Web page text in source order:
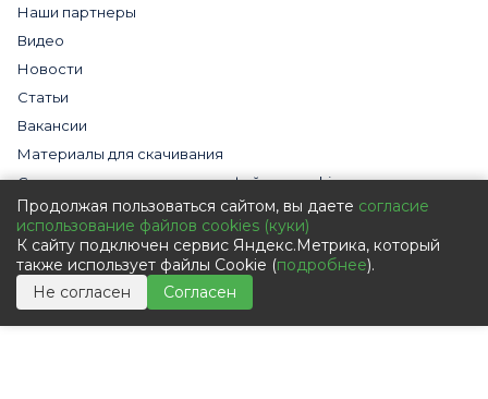
Наши партнеры
Видео
Новости
Статьи
Вакансии
Материалы для скачивания
Cогласие на использование файлов cookies
Обработка персональных данных с помощью сервиса
«Яндекс.Метрика»
Политика в отношении обработки персональных данных
Пользовательское соглашение
Согласие на обработку персональных данных
Продолжая пользоваться сайтом, вы даете согласие
использование файлов cookies (куки)
К сайту подключен сервис Яндекс.Метрика, который
также использует файлы Cookie (подробнее).
Не согласен
Согласен